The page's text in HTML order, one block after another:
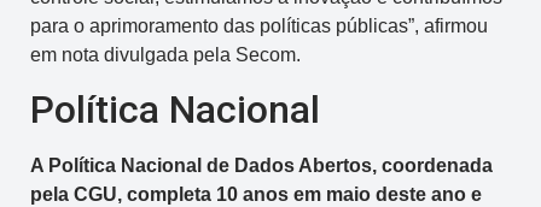
para o aprimoramento das políticas públicas”, afirmou
em nota divulgada pela Secom.
Política Nacional
A Política Nacional de Dados Abertos, coordenada
pela CGU, completa 10 anos em maio deste ano e